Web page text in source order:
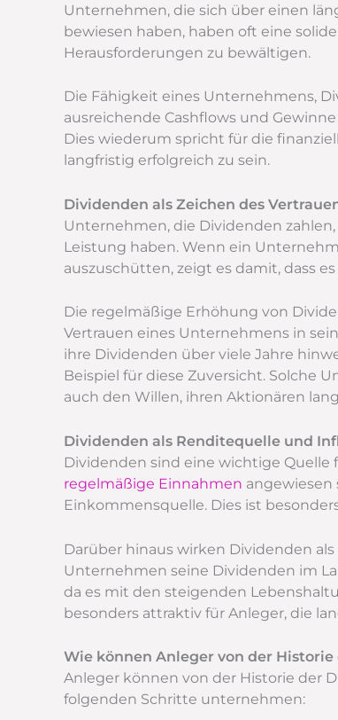
Unternehmen, die sich über einen
bewiesen haben, haben oft eine
Herausforderungen zu bewältigen.
Die Fähigkeit eines Unternehmens,
ausreichende Cashflows und
Dies wiederum spricht für die
langfristig erfolgreich zu sein.
Dividenden als Zeichen des
Unternehmen, die Dividenden
Leistung haben. Wenn ein
auszuschütten, zeigt es damit, dass
Die regelmäßige Erhöhung von
Vertrauen eines Unternehmens in
ihre Dividenden über viele Jahre
Beispiel für diese Zuversicht. Solche
auch den Willen, ihren Aktionären
Dividenden als Renditequelle und
Dividenden sind eine wichtige Quelle
regelmäßige Einnahmen angewiesen
Einkommensquelle. Dies ist
Darüber hinaus wirken Dividenden
Unternehmen seine Dividenden im
da es mit den steigenden
besonders attraktiv für Anleger, die
Wie können Anleger von der
Anleger können von der Historie der
folgenden Schritte unternehmen: